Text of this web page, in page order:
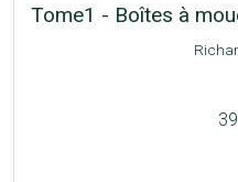
Tome1 - Boîtes à